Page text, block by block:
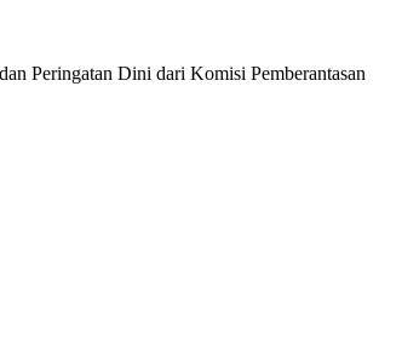
Peringatan Dini dari Komisi Pemberantasan